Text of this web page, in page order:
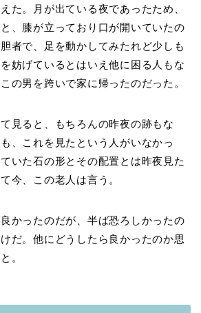
た。月が出ている夜であったため、
、膝が立っており口が開いていたの
者で、足を動かしてみたれど少しも
妨げているとはいえ他に困る人もな
の男を跨いで家に帰ったのだった。
見ると、もちろんの昨夜の跡もな
、これを見たという人がいなかっ
いた石の形とその配置とは昨夜見た
今、この老人は言う。
良かったのだが、半ば恐ろしかったの
だ。他にどうしたら良かったのか思
。